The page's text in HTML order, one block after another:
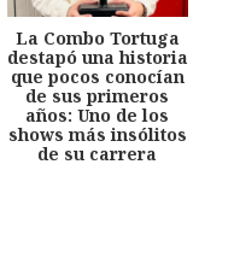
La Combo Tortuga
destapó una historia
que pocos conocían
de sus primeros
años: Uno de los
shows más insólitos
de su carrera